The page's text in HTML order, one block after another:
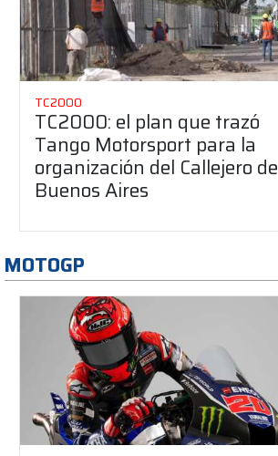
TC2000
TC2000: el plan que trazó
Tango Motorsport para la
organización del Callejero de
Buenos Aires
MOTOGP